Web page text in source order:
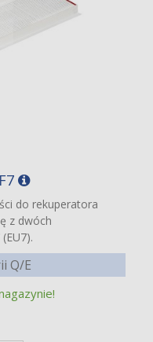
do rekuperatora
z dwóch
Q/E